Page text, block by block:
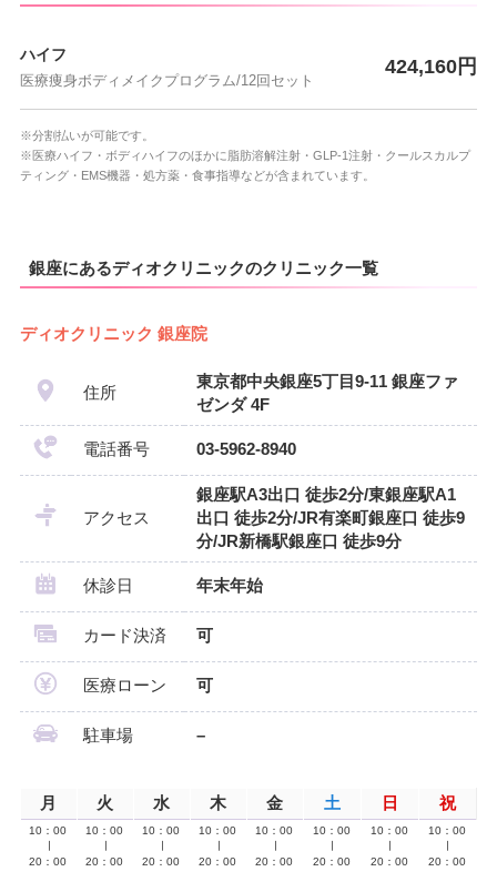
ハイフ
医療痩身ボディメイクプログラム/12回セット
424,160円
※分割払いが可能です。
※医療ハイフ・ボディハイフのほかに脂肪溶解注射・GLP-1注射・クールスカルプ
ティング・EMS機器・処方薬・食事指導などが含まれています。
銀座にあるディオクリニックのクリニック一覧
ディオクリニック 銀座院
住所
東京都中央銀座5丁目9-11 銀座ファ
ゼンダ 4F
電話番号 03-5962-8940
アクセス
銀座駅A3出口 徒歩2分/東銀座駅A1
出口 徒歩2分/JR有楽町銀座口 徒歩9
分/JR新橋駅銀座口 徒歩9分
休診日 年末年始
カード決済 可
医療ローン 可
駐車場 –
月 火 水 木 金 土 日 祝
10：00
20：00
10：00
20：00
10：00
20：00
10：00
20：00
10：00
20：00
10：00
20：00
10：00
20：00
10：00
20：00